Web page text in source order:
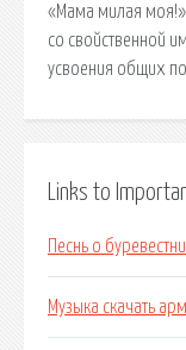
«Мама милая моя!»
со свойственной
усвоения общих
Links to
Песнь о
Музыка скачать